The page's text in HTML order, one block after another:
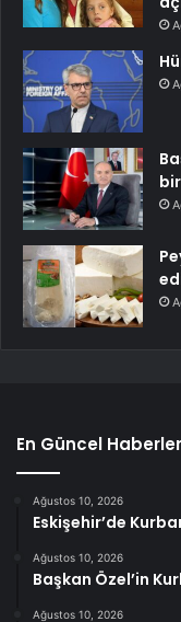
En Güncel Haberler
Ağustos 10, 2026
Eskişehir’de
Ağustos 10, 2026
Başkan Özel’in
Ağustos 10, 2026